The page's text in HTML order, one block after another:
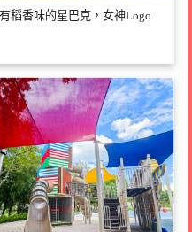
稻香味的星巴克，女神Logo